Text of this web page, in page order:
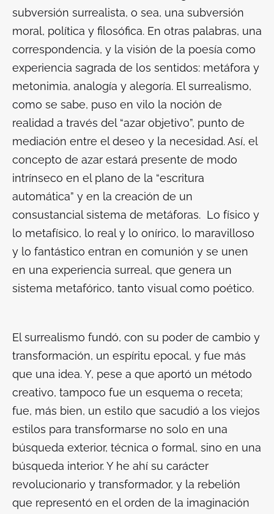
subversión surrealista, o sea, una subversión
moral, política y filosófica. En otras palabras, una
correspondencia, y la visión de la poesía como
experiencia sagrada de los sentidos: metáfora y
metonimia, analogía y alegoría. El surrealismo,
como se sabe, puso en vilo la noción de
realidad a través del “azar objetivo”, punto de
mediación entre el deseo y la necesidad. Así, el
concepto de azar estará presente de modo
intrínseco en el plano de la “escritura
automática” y en la creación de un
consustancial sistema de metáforas. Lo físico y
lo metafísico, lo real y lo onírico, lo maravilloso
y lo fantástico entran en comunión y se unen
en una experiencia surreal, que genera un
sistema metafórico, tanto visual como poético.
El surrealismo fundó, con su poder de cambio y
transformación, un espíritu epocal, y fue más
que una idea. Y, pese a que aportó un método
creativo, tampoco fue un esquema o receta;
fue, más bien, un estilo que sacudió a los viejos
estilos para transformarse no solo en una
búsqueda exterior, técnica o formal, sino en una
búsqueda interior. Y he ahí su carácter
revolucionario y transformador, y la rebelión
que representó en el orden de la imaginación